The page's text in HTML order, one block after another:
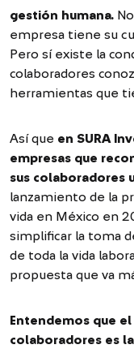
gestión humana.
empresa tiene su
Pero sí existe la
colaboradores
herramientas que
Así que en SURA
empresas que
sus colaboradores
lanzamiento de la
vida en México en
simplificar la toma
de toda la vida
propuesta que va
Entendemos que
colaboradores es